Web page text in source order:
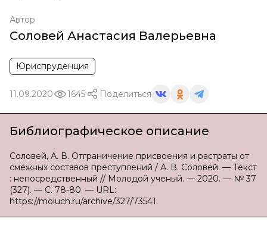
Автор
Соловей Анастасия Валерьевна
Юриспруденция
11.09.2020 1645 Поделиться
Библиографическое описание
Соловей, А. В. Отграничение присвоения и растраты от
смежных составов преступлений / А. В. Соловей. — Текст
: непосредственный // Молодой ученый. — 2020. — № 37
(327). — С. 78-80. — URL:
https://moluch.ru/archive/327/73541.